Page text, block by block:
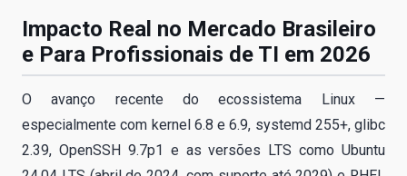
Impacto Real no Mercado Brasileiro
e Para Profissionais de TI em 2026
O avanço recente do ecossistema Linux —
especialmente com kernel 6.8 e 6.9, systemd 255+, glibc
2.39, OpenSSH 9.7p1 e as versões LTS como Ubuntu